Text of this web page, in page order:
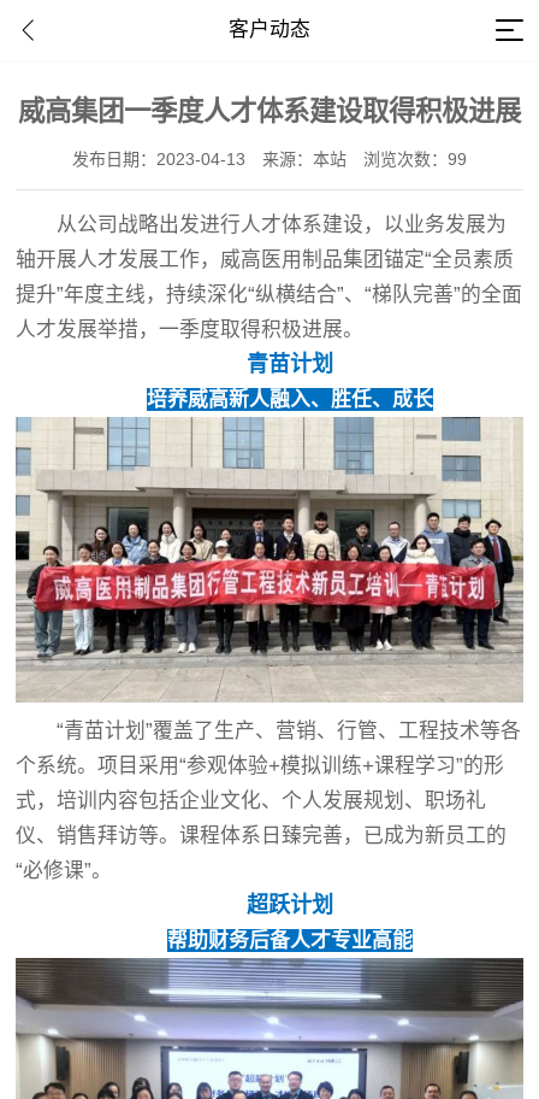
客户动态
威高集团一季度人才体系建设取得积极进展
发布日期：2023-04-13 来源：本站 浏览次数：99
从公司战略出发进行人才体系建设，以业务发展为
轴开展人才发展工作，威高医用制品集团锚定“全员素质
提升”年度主线，持续深化“纵横结合”、“梯队完善”的全面
人才发展举措，一季度取得积极进展。
青苗计划
培养威高新人融入、胜任、成长
“青苗计划”覆盖了生产、营销、行管、工程技术等各
个系统。项目采用“参观体验+模拟训练+课程学习”的形
式，培训内容包括企业文化、个人发展规划、职场礼
仪、销售拜访等。课程体系日臻完善，已成为新员工的
“必修课”。
超跃计划
帮助财务后备人才专业高能